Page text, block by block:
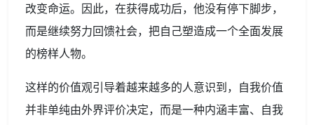
改变命运。因此，在获得成功后，他没有停下脚步，
而是继续努力回馈社会，把自己塑造成一个全面发展
的榜样人物。
这样的价值观引导着越来越多的人意识到，自我价值
并非单纯由外界评价决定，而是一种内涵丰富、自我